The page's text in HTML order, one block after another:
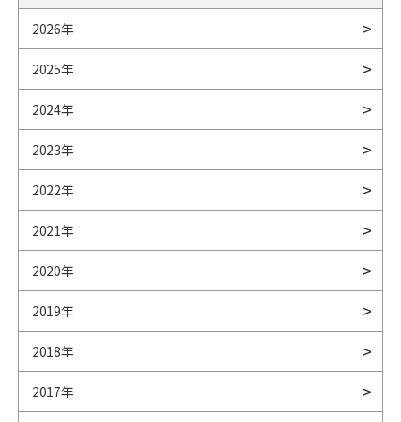
2026年
2025年
2024年
2023年
2022年
2021年
2020年
2019年
2018年
2017年